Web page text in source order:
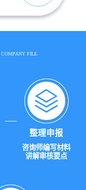
COMPANY FILE
整理申报
咨询师编写材料
讲解审核要点